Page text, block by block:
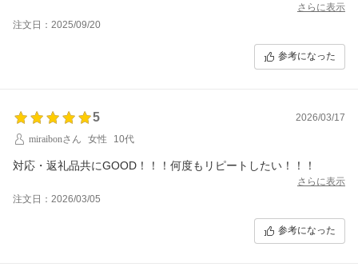
さらに表示
注文日：2025/09/20
参考になった
5
2026/03/17
miraibonさん
女性 10代
対応・返礼品共にGOOD！！！何度もリピートしたい！！！
さらに表示
注文日：2026/03/05
参考になった